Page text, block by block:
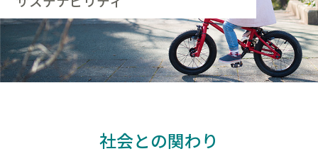
社会との関わり